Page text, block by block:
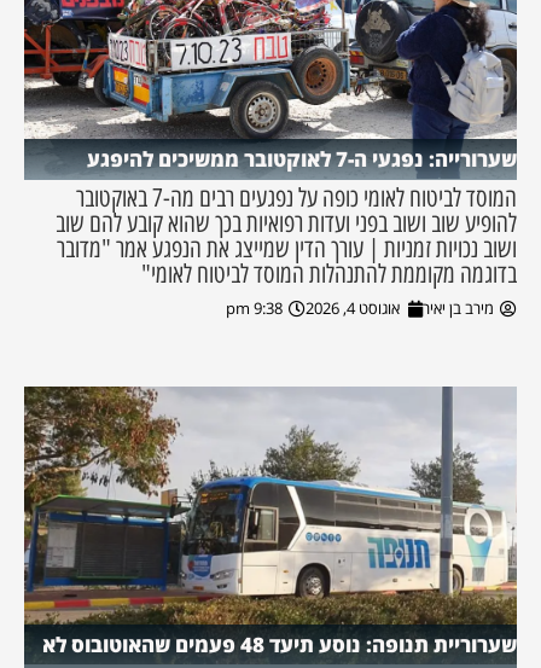
שערורייה: נפגעי ה-7 לאוקטובר ממשיכים להיפגע
המוסד לביטוח לאומי כופה על נפגעים רבים מה-7 באוקטובר
להופיע שוב ושוב בפני ועדות רפואיות בכך שהוא קובע להם שוב
ושוב נכויות זמניות | עורך הדין שמייצג את הנפגע אמר "מדובר
בדוגמה מקוממת להתנהלות המוסד לביטוח לאומי"
מירב בן יאיר אוגוסט 4, 2026 9:38 pm
שערוריית תנופה: נוסע תיעד 48 פעמים שהאוטובוס לא